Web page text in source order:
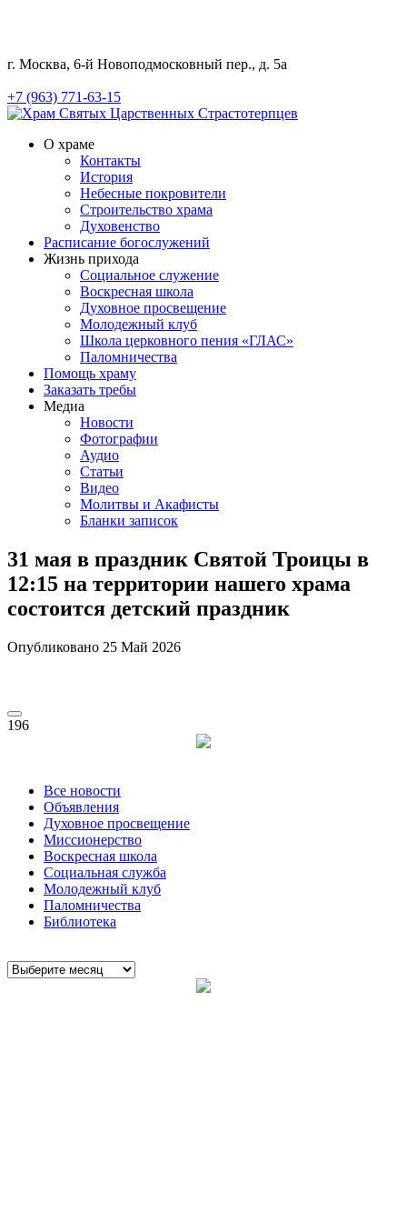
г. Москва, 6-й Новоподмосковный пер., д. 5а
+7 (963) 771-63-15
О храме
Контакты
История
Небесные покровители
Строительство храма
Духовенство
Расписание богослужений
Жизнь прихода
Социальное служение
Воскресная школа
Духовное просвещение
Молодежный клуб
Школа церковного пения «ГЛАС»
Паломничества
Помощь храму
Заказать требы
Медиа
Новости
Фотографии
Аудио
Статьи
Видео
Молитвы и Акафисты
Бланки записок
31 мая в праздник Святой Троицы в
12:15 на территории нашего храма
состоится детский праздник
Опубликовано 25 Май 2026
196
Все новости
Объявления
Духовное просвещение
Миссионерство
Воскресная школа
Социальная служба
Молодежный клуб
Паломничества
Библиотека